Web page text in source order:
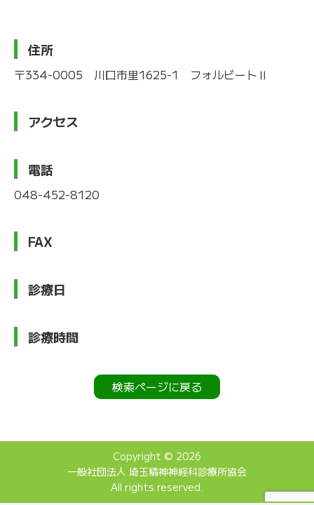
住所
〒334-0005 川口市里1625-1 フォルビートⅡ
アクセス
電話
048-452-8120
FAX
診療日
診療時間
検索ページに戻る
Copyright © 2026
一般社団法人 埼玉精神神経科診療所協会
All rights reserved.